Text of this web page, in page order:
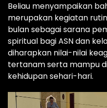
Beliau menyampaikan
merupakan kegiatan
bulan sebagai sarana
spiritual bagi ASN dan
diharapkan nilai-nilai
tertanam serta mampu
kehidupan sehari-hari.